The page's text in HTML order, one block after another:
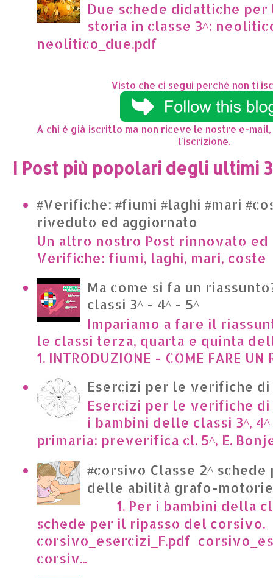
Due schede didattiche
storia in classe 3^:
neolitico_due.pdf
Visto che ci segui perchè non ti
A chi è già iscritto ma non riceve le nostre e-
l'iscrizione.
I Post più popolari degli ultimi
#Verifiche: #fiumi #laghi #mari
riveduto ed aggiornato
Un altro nostro Post rinnovato
Verifiche: fiumi, laghi, mari, coste
Ma come si fa un
classi 3^ - 4^ - 5^
Impariamo a fare il
le classi terza, quarta e quinta
1. INTRODUZIONE - COME FARE UN
Esercizi per le verifiche
Esercizi per le verifiche
i bambini delle classi 3^,
primaria: preverifica cl. 5^, E.
#corsivo Classe 2^
delle abilità grafo-motorie
1. Per i bambini della
schede per il ripasso del corsivo.
corsivo_esercizi_F.pdf
corsiv...